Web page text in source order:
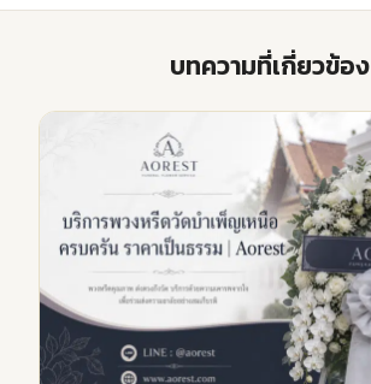
บทความที่เกี่ยวข้อง